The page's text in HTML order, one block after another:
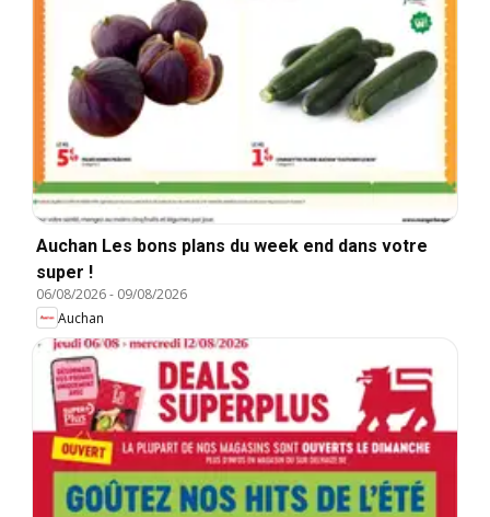
Auchan Les bons plans du week end dans votre
super !
06/08/2026- 09/08/2026
Auchan